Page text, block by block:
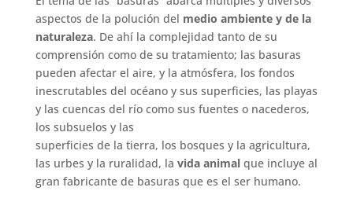
aspectos de la polución del medio ambiente y de la
naturaleza. De ahí la complejidad tanto de su
comprensión como de su tratamiento; las basuras
pueden afectar el aire, y la atmósfera, los fondos
inescrutables del océano y sus superficies, las playas
y las cuencas del río como sus fuentes o nacederos,
los subsuelos y las
superficies de la tierra, los bosques y la agricultura,
las urbes y la ruralidad, la vida animal que incluye al
gran fabricante de basuras que es el ser humano.